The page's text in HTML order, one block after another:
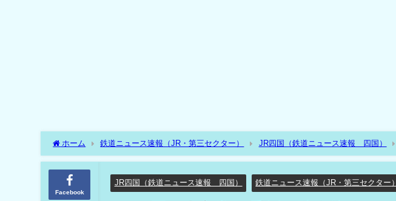
ホーム 鉄道ニュース速報（JR・第三セクター） JR四国（鉄道ニュース速報 四国）
モンをグループ会社のホテルで作る⁉
Facebook
JR四国（鉄道ニュース速報 四国） 鉄道ニュース速報（JR・第三セクター）